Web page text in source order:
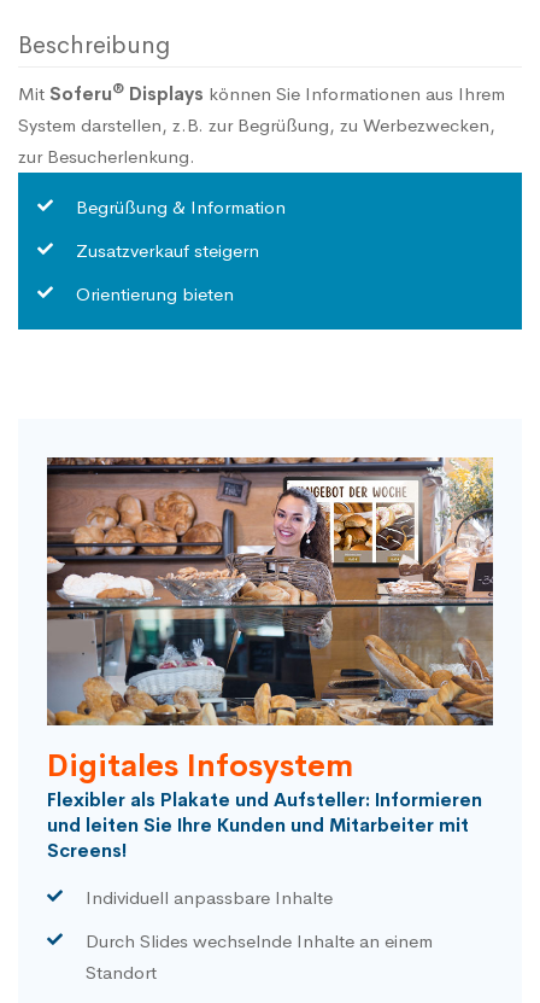
Beschreibung
Mit Soferu® Displays können Sie Informationen aus Ihrem
System darstellen, z.B. zur Begrüßung, zu Werbezwecken,
zur Besucherlenkung.
Begrüßung & Information
Zusatzverkauf steigern
Orientierung bieten
Digitales Infosystem
Flexibler als Plakate und Aufsteller: Informieren
und leiten Sie Ihre Kunden und Mitarbeiter mit
Screens!
Individuell anpassbare Inhalte
Durch Slides wechselnde Inhalte an einem
Standort